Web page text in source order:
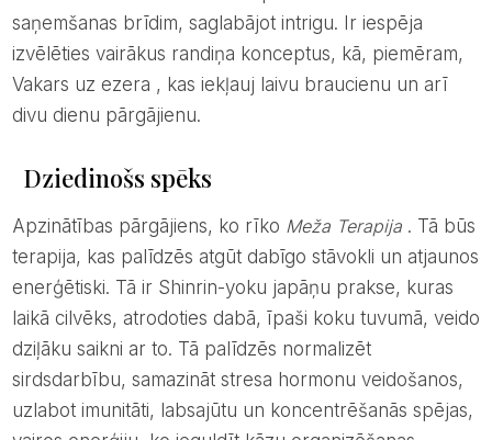
saņemšanas brīdim, saglabājot intrigu. Ir iespēja
izvēlēties vairākus randiņa konceptus, kā, piemēram,
Vakars uz ezera , kas iekļauj laivu braucienu un arī
divu dienu pārgājienu.
Dziedinošs spēks
Apzinātības pārgājiens, ko rīko Meža Terapija. Tā būs
terapija, kas palīdzēs atgūt dabīgo stāvokli un atjaunos
enerģētiski. Tā ir Shinrin-yoku japāņu prakse, kuras
laikā cilvēks, atrodoties dabā, īpaši koku tuvumā, veido
dziļāku saikni ar to. Tā palīdzēs normalizēt
sirdsdarbību, samazināt stresa hormonu veidošanos,
uzlabot imunitāti, labsajūtu un koncentrēšanās spējas,